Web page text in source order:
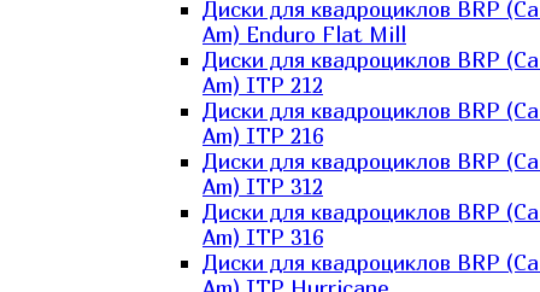
Диски для квадроциклов BRP
Am) Enduro Flat Mill
Диски для квадроциклов BRP
Am) ITP 212
Диски для квадроциклов BRP
Am) ITP 216
Диски для квадроциклов BRP
Am) ITP 312
Диски для квадроциклов BRP
Am) ITP 316
Диски для квадроциклов BRP